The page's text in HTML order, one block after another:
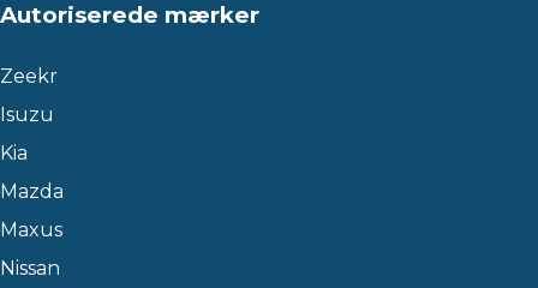
Autoriserede mærker
Zeekr
Isuzu
Kia
Mazda
Maxus
Nissan